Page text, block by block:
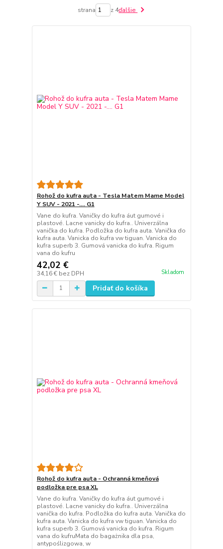
strana z 4ďalšie
Rohož do kufra auta - Tesla Matem Mame Model
Y SUV - 2021 -.... G1
Vane do kufra. Vaničky do kufra áut gumové i
plastové. Lacne vanicky do kufra.. Univerzálna
vanička do kufra. Podložka do kufra auta. Vanička do
kufra auta. Vanicka do kufra vw tiguan. Vanicka do
kufra superb 3. Gumová vanicka do kufra. Rigum
vana do kufru
42,02 €
34,16 € bez DPH Skladom
Pridať do košíka
Rohož do kufra auta - Ochranná kmeňová
podložka pre psa XL
Vane do kufra. Vaničky do kufra áut gumové i
plastové. Lacne vanicky do kufra.. Univerzálna
vanička do kufra. Podložka do kufra auta. Vanička do
kufra auta. Vanicka do kufra vw tiguan. Vanicka do
kufra superb 3. Gumová vanicka do kufra. Rigum
vana do kufruMata do bagażnika dla psa,
antypoślizgowa, w